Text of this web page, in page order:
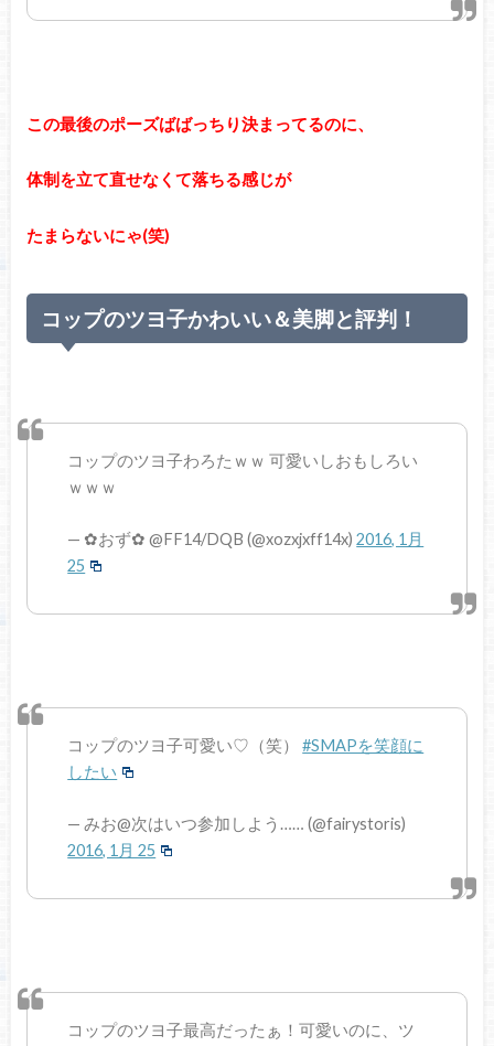
この最後のポーズばばっちり決まってるのに、
体制を立て直せなくて落ちる感じが
たまらないにゃ(笑)
コップのツヨ子かわいい＆美脚と評判！
コップのツヨ子わろたｗｗ 可愛いしおもしろい
ｗｗｗ
— ✿おず✿ @FF14/DQB (@xozxjxff14x)2016, 1月
25
コップのツヨ子可愛い♡（笑）#SMAPを笑顔に
したい
— みお@次はいつ参加しよう…… (@fairystoris)
2016, 1月 25
コップのツヨ子最高だったぁ！可愛いのに、ツ